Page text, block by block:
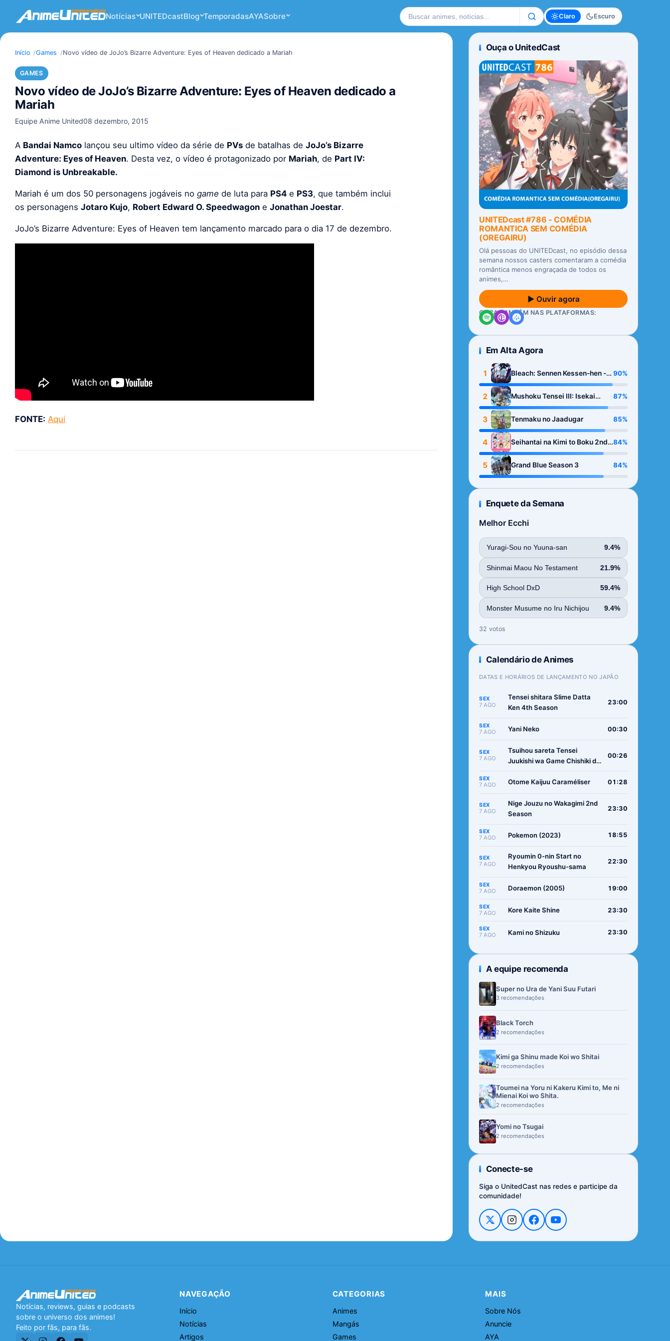
Notícias UNITEDcastBlog TemporadasAYASobre Buscar no site Claro Escuro
Início Games Novo vídeo de JoJo’s Bizarre Adventure: Eyes of Heaven dedicado a Mariah
GAMES
Novo vídeo de JoJo’s Bizarre Adventure: Eyes of Heaven dedicado a
Mariah
Equipe Anime United08 dezembro, 2015
A Bandai Namco lançou seu ultimo vídeo da série de PVs de batalhas de JoJo’s Bizarre
Adventure: Eyes of Heaven. Desta vez, o vídeo é protagonizado por Mariah, de Part IV:
Diamond is Unbreakable.
Mariah é um dos 50 personagens jogáveis no game de luta para PS4 e PS3, que também inclui
os personagens Jotaro Kujo, Robert Edward O. Speedwagon e Jonathan Joestar.
JoJo’s Bizarre Adventure: Eyes of Heaven tem lançamento marcado para o dia 17 de dezembro.
FONTE: Aqui
Ouça o UnitedCast
UNITEDcast #786 - COMÉDIA
ROMANTICA SEM COMÉDIA
(OREGAIRU)
Olá pessoas do UNITEDcast, no episódio dessa
semana nossos casters comentaram a comédia
romântica menos engraçada de todos os
animes,…
▶ Ouvir agora
OUÇA TAMBÉM NAS PLATAFORMAS:
Em Alta Agora
1
Bleach: Sennen Kessen-hen -
Kashin-tan
90%
2
Mushoku Tensei III: Isekai
Ittara Honki Dasu
87%
3 Tenmaku no Jaadugar 85%
4
Seihantai na Kimi to Boku 2nd
Season
84%
5 Grand Blue Season 3 84%
Enquete da Semana
Melhor Ecchi
Yuragi-Sou no Yuuna-san 9.4%
Shinmai Maou No Testament 21.9%
High School DxD 59.4%
Monster Musume no Iru Nichijou 9.4%
32 votos
Calendário de Animes
DATAS E HORÁRIOS DE LANÇAMENTO NO JAPÃO
SEX
7 AGO
Tensei shitara Slime Datta
Ken 4th Season
23:00
SEX
7 AGO Yani Neko 00:30
SEX
7 AGO
Tsuihou sareta Tensei
Juukishi wa Game Chishiki de
00:26
SEX
7 AGO Otome Kaijuu Caraméliser 01:28
SEX
7 AGO
Nige Jouzu no Wakagimi 2nd
Season
23:30
SEX
7 AGO Pokemon (2023) 18:55
SEX
7 AGO
Ryoumin 0-nin Start no
Henkyou Ryoushu-sama
22:30
SEX
7 AGO Doraemon (2005) 19:00
SEX
7 AGO Kore Kaite Shine 23:30
SEX
7 AGO Kami no Shizuku 23:30
A equipe recomenda
Super no Ura de Yani Suu Futari
3 recomendações
Black Torch
2 recomendações
Kimi ga Shinu made Koi wo Shitai
2 recomendações
Toumei na Yoru ni Kakeru Kimi to, Me ni
Mienai Koi wo Shita.
2 recomendações
Yomi no Tsugai
2 recomendações
Conecte-se
Siga o UnitedCast nas redes e participe da
comunidade!
Notícias, reviews, guias e podcasts
sobre o universo dos animes!
Feito por fãs, para fãs.
NAVEGAÇÃO
Início
Notícias
Artigos
CATEGORIAS
Animes
Mangás
Games
MAIS
Sobre Nós
Anuncie
AYA